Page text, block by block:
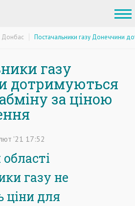
Донбас Постачальники газу Донеччини
газу
дотримуються
за ціною
'21 17:52
газу не
для